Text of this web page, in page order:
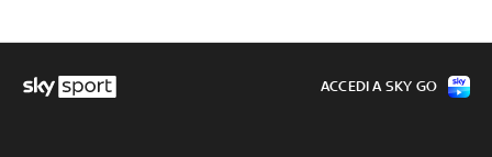
ACCEDI A SKY GO